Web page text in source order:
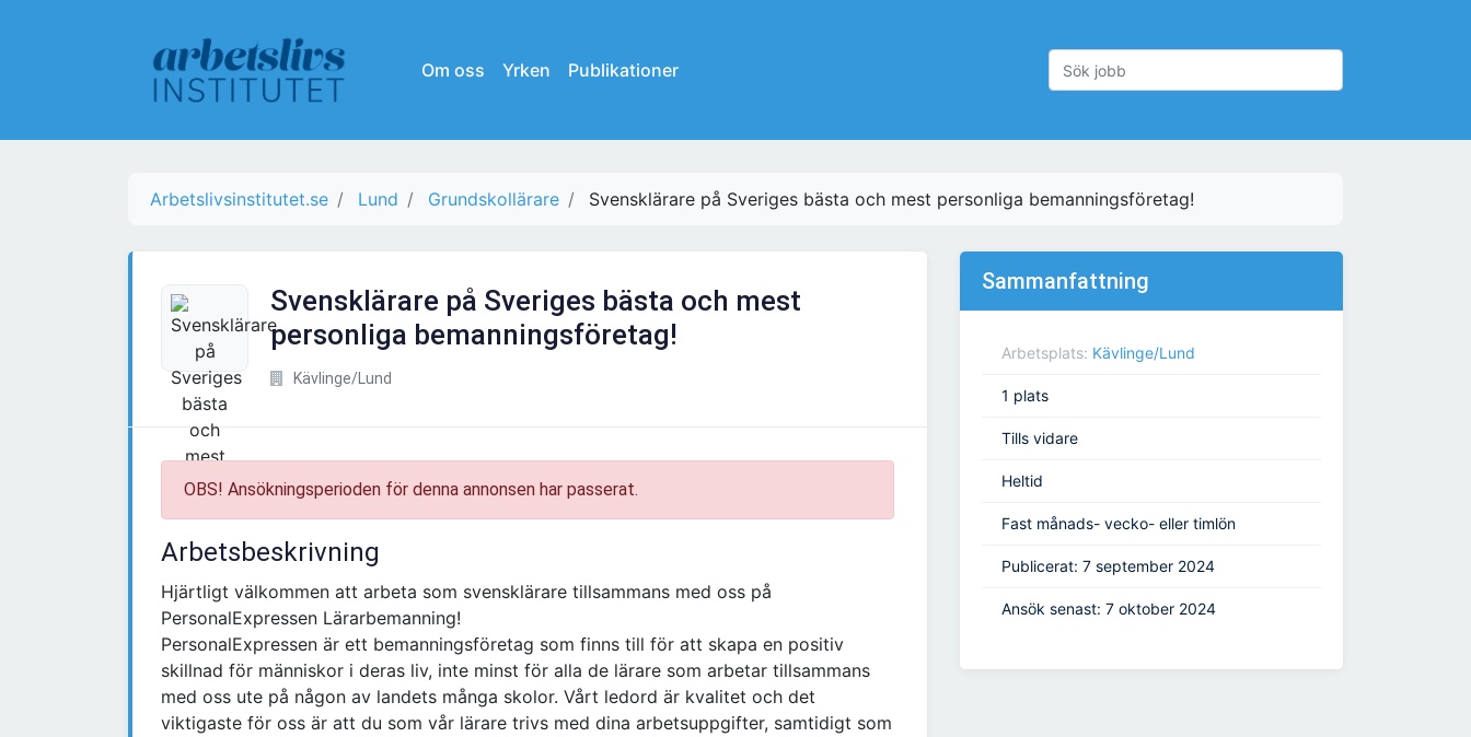
Om oss Yrken Publikationer
Arbetslivsinstitutet.se Lund Grundskollärare Svensklärare på Sveriges bästa och mest personliga bemanningsföretag!
Svensklärare på Sveriges bästa och mest
personliga bemanningsföretag!
Kävlinge/Lund
OBS! Ansökningsperioden för denna annonsen har passerat.
Arbetsbeskrivning
Hjärtligt välkommen att arbeta som svensklärare tillsammans med oss på
PersonalExpressen Lärarbemanning!
PersonalExpressen är ett bemanningsföretag som finns till för att skapa en positiv
skillnad för människor i deras liv, inte minst för alla de lärare som arbetar tillsammans
med oss ute på någon av landets många skolor. Vårt ledord är kvalitet och det
viktigaste för oss är att du som vår lärare trivs med dina arbetsuppgifter, samtidigt som
Sammanfattning
Arbetsplats: Kävlinge/Lund
1 plats
Tills vidare
Heltid
Fast månads- vecko- eller timlön
Publicerat: 7 september 2024
Ansök senast: 7 oktober 2024